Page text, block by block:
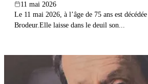
11 mai 2026
Le 11 mai 2026, à l’âge de 75 ans est
Brodeur.Elle laisse dans le deuil son...